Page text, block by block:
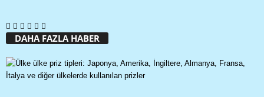
DAHA FAZLA HABER